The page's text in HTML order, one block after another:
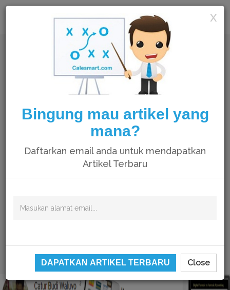
Calesmart X
Bingung mau artikel yang
mana?
Daftarkan email anda untuk mendapatkan
Artikel Terbaru
DAPATKAN ARTIKEL TERBARU Close